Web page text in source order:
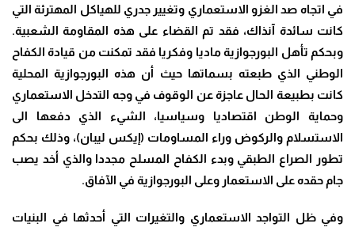
في اتجاه صد الغزو الاستعماري وتغيير جدري للهياكل المهترئة التي
كانت سائدة آنذاك، فقد تم القضاء على هذه المقاومة الشعبية.
وبحكم تأهل البورجوازية ماديا وفكريا فقد تمكنت من قيادة الكفاح
الوطني الذي طبعته بسماتها حيث أن هذه البورجوازية المحلية
كانت بطبيعة الحال عاجزة عن الوقوف في وجه التدخل الاستعماري
وحماية الوطن اقتصاديا وسياسيا، الشيء الذي دفعها الى
الاستسلام والركوض وراء المساومات (إيكس ليبان)، وذلك بحكم
تطور الصراع الطبقي وبدء الكفاح المسلح مجددا والذي أخد يصب
جام حقده على الاستعمار وعلى البورجوازية في الآفاق.
وفي ظل التواجد الاستعماري والتغيرات التي أحدثها في البنيات